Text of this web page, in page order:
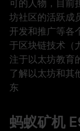
可的人物，目前
坊社区的活跃成
开发和推广等各
于区块链技术（
注于以太坊教育
了解以太坊和其
东
蚂蚁矿机